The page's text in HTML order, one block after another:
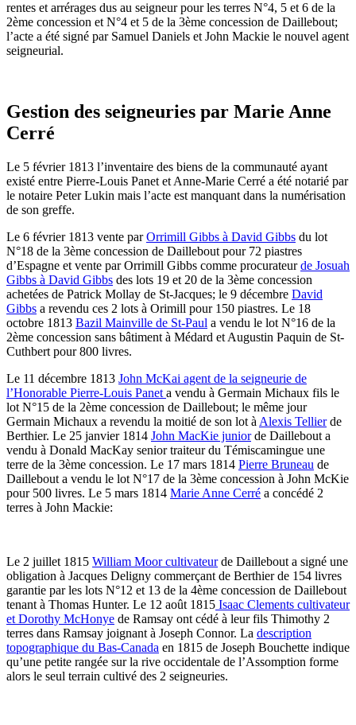
rentes et arrérages dus au seigneur pour les terres N°4, 5 et 6 de la
2ème concession et N°4 et 5 de la 3ème concession de Daillebout;
l’acte a été signé par Samuel Daniels et John Mackie le nouvel agent
seigneurial.
Gestion des seigneuries par Marie Anne
Cerré
Le 5 février 1813 l’inventaire des biens de la communauté ayant
existé entre Pierre-Louis Panet et Anne-Marie Cerré a été notarié par
le notaire Peter Lukin mais l’acte est manquant dans la numérisation
de son greffe.
Le 6 février 1813 vente parOrrimill Gibbs à David Gibbs du lot
N°18 de la 3ème concession de Daillebout pour 72 piastres
d’Espagne et vente par Orrimill Gibbs comme procurateurde Josuah
Gibbs à David Gibbs des lots 19 et 20 de la 3ème concession
achetées de Patrick Mollay de St-Jacques; le 9 décembre David
Gibbs a revendu ces 2 lots à Orimill pour 150 piastres. Le 18
octobre 1813 Bazil Mainville de St-Paul a vendu le lot N°16 de la
2ème concession sans bâtiment à Médard et Augustin Paquin de St-
Cuthbert pour 800 livres.
Le 11 décembre 1813 John McKai agent de la seigneurie de
l’Honorable Pierre-Louis Panet a vendu à Germain Michaux fils le
lot N°15 de la 2ème concession de Daillebout; le même jour
Germain Michaux a revendu la moitié de son lot à Alexis Tellierde
Berthier. Le 25 janvier 1814 John MacKie juniorde Daillebout a
vendu à Donald MacKay senior traiteur du Témiscamingue une
terre de la 3ème concession. Le 17 mars 1814 Pierre Bruneau de
Daillebout a vendu le lot N°17 de la 3ème concession à John McKie
pour 500 livres. Le 5 mars 1814 Marie Anne Cerré a concédé 2
terres à John Mackie:
Le 2 juillet 1815 William Moor cultivateurde Daillebout a signé une
obligation à Jacques Deligny commerçant de Berthier de 154 livres
garantie par les lots N°12 et 13 de la 4ème concession de Daillebout
tenant à Thomas Hunter. Le 12 août 1815 Isaac Clements cultivateur
et Dorothy McHonye de Ramsay ont cédé à leur fils Thimothy 2
terres dans Ramsay joignant à Joseph Connor. La description
topographique du Bas-Canada en 1815 de Joseph Bouchette indique
qu’une petite rangée sur la rive occidentale de l’Assomption forme
alors le seul terrain cultivé des 2 seigneuries.